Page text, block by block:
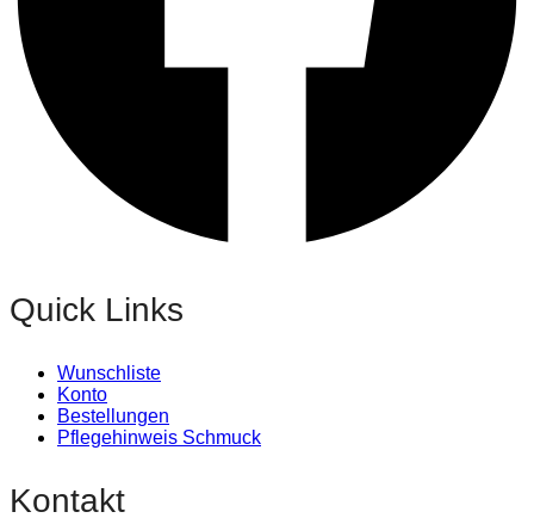
Quick Links
Wunschliste
Konto
Bestellungen
Pflegehinweis Schmuck
Kontakt